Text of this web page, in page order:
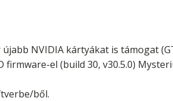
NVIDIA kártyákat is támogat
el (build 30, v30.5.0)
ből.